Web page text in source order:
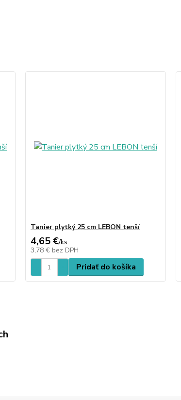
Tanier plytký 25 cm LEBON tenší
4,65 €/ks
3,78 € bez DPH
Pridať do košíka